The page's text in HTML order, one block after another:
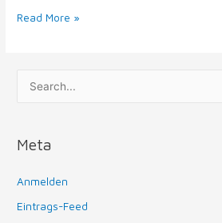
Read More »
h
e
Meta
Anmelden
Eintrags-Feed